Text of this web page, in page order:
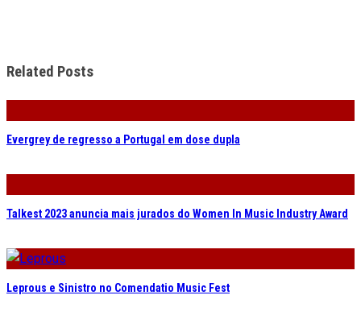
Related Posts
Evergrey de regresso a Portugal em dose dupla
Talkest 2023 anuncia mais jurados do Women In Music Industry Award
Leprous e Sinistro no Comendatio Music Fest